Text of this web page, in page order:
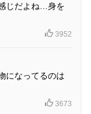
じだよね…身を
3952
になってるのは
3673